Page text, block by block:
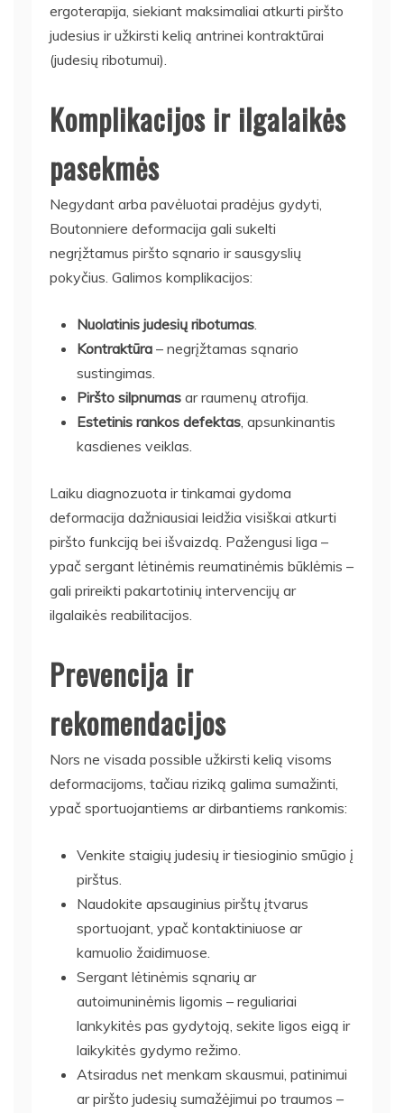
ergoterapija, siekiant maksimaliai atkurti piršto
judesius ir užkirsti kelią antrinei kontraktūrai
(judesių ribotumui).
Komplikacijos ir ilgalaikės
pasekmės
Negydant arba pavėluotai pradėjus gydyti,
Boutonniere deformacija gali sukelti
negrįžtamus piršto sąnario ir sausgyslių
pokyčius. Galimos komplikacijos:
Nuolatinis judesių ribotumas
Kontraktūra – negrįžtamas sąnario
sustingimas.
Piršto silpnumas ar raumenų atrofija.
Estetinis rankos defektas , apsunkinantis
kasdienes veiklas.
Laiku diagnozuota ir tinkamai gydoma
deformacija dažniausiai leidžia visiškai atkurti
piršto funkciją bei išvaizdą. Pažengusi liga –
ypač sergant lėtinėmis reumatinėmis būklėmis –
gali prireikti pakartotinių intervencijų ar
ilgalaikės reabilitacijos.
Prevencija ir
rekomendacijos
Nors ne visada possible užkirsti kelią visoms
deformacijoms, tačiau riziką galima sumažinti,
ypač sportuojantiems ar dirbantiems rankomis:
Venkite staigių judesių ir tiesioginio smūgio į
pirštus.
Naudokite apsauginius pirštų įtvarus
sportuojant, ypač kontaktiniuose ar
kamuolio žaidimuose.
Sergant lėtinėmis sąnarių ar
autoimuninėmis ligomis – reguliariai
lankykitės pas gydytoją, sekite ligos eigą ir
laikykitės gydymo režimo.
Atsiradus net menkam skausmui, patinimui
ar piršto judesių sumažėjimui po traumos –